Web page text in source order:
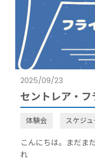
2025/09/23
セントレア・
体験会 スケジ
こんにちは。まだま
れ